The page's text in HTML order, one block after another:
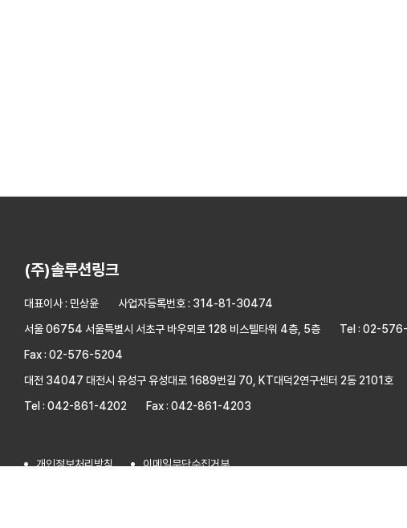
(주)솔루션링크
대표이사 : 민상윤
사업자등록번호 : 314-81-30474
서울 06754 서울특별시 서초구 바우뫼로 128 비스텔타워 4층, 5층
Tel : 02-
Fax : 02-576-5204
대전 34047 대전시 유성구 유성대로 1689번길 70, KT대덕2연구센터 2동 2101호
Tel : 042-861-4202
Fax : 042-861-4203
개인정보처리방침
이메일무단수집거부